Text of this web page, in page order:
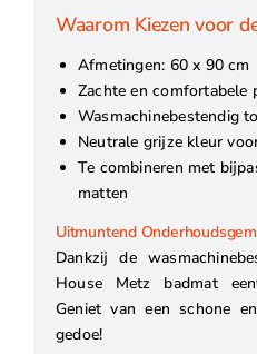
Waarom Kiezen voor
Afmetingen: 60 x 90 cm
Zachte en comfortabele
Wasmachinebestendig
Neutrale grijze kleur
Te combineren met
matten
Uitmuntend
Dankzij de
House Metz badmat
Geniet van een schone
gedoe!